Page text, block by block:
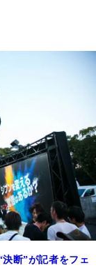
断”が記者をフェ